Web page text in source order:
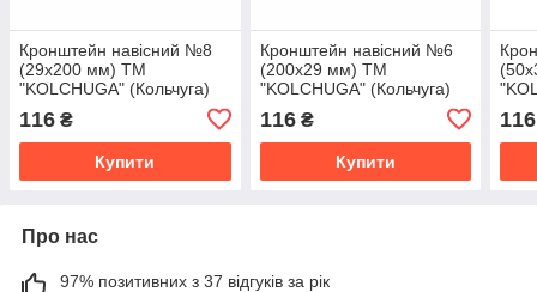
Кронштейн навісний №8
(29х200 мм) ТМ
"KOLCHUGA" (Кольчуга)
116 ₴
Купити
Кронштейн навісний №6
(200х29 мм) ТМ
"KOLCHUGA" (Кольчуга)
116₴
Купити
116
Про нас
97% позитивних з 37 відгуків за рік